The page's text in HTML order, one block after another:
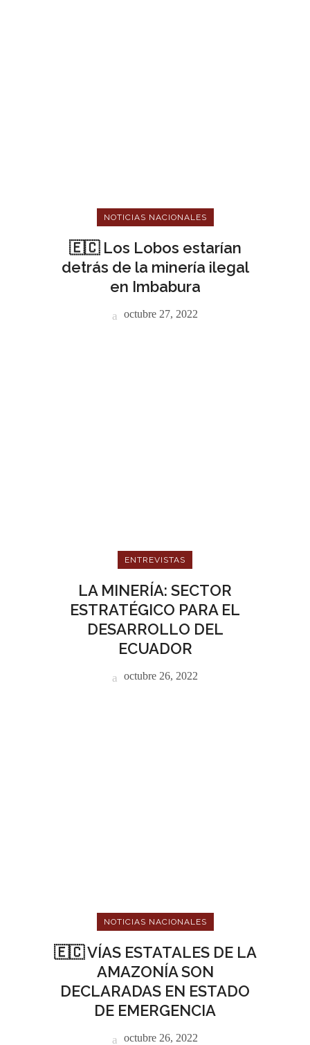
NOTICIAS NACIONALES
🇪🇨 Los Lobos estarían
detrás de la minería ilegal
en Imbabura
octubre 27, 2022
ENTREVISTAS
LA MINERÍA: SECTOR
ESTRATÉGICO PARA EL
DESARROLLO DEL
ECUADOR
octubre 26, 2022
NOTICIAS NACIONALES
🇪🇨 VÍAS ESTATALES DE LA
AMAZONÍA SON
DECLARADAS EN ESTADO
DE EMERGENCIA
octubre 26, 2022